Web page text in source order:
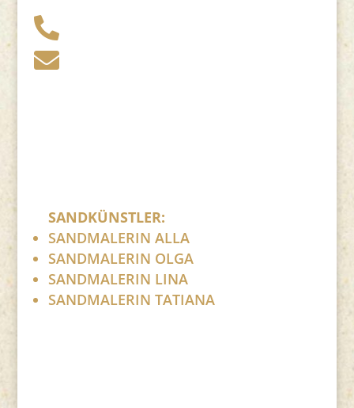


SANDKÜNSTLER:
SANDMALERIN ALLA
SANDMALERIN OLGA
SANDMALERIN LINA
SANDMALERIN TATIANA